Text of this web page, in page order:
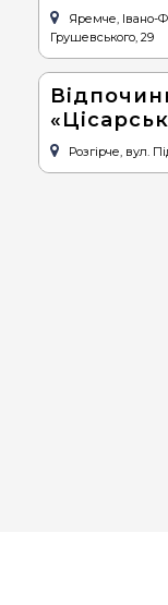
Яремче, Івано-
Грушевського, 29
Розгірче, вул.